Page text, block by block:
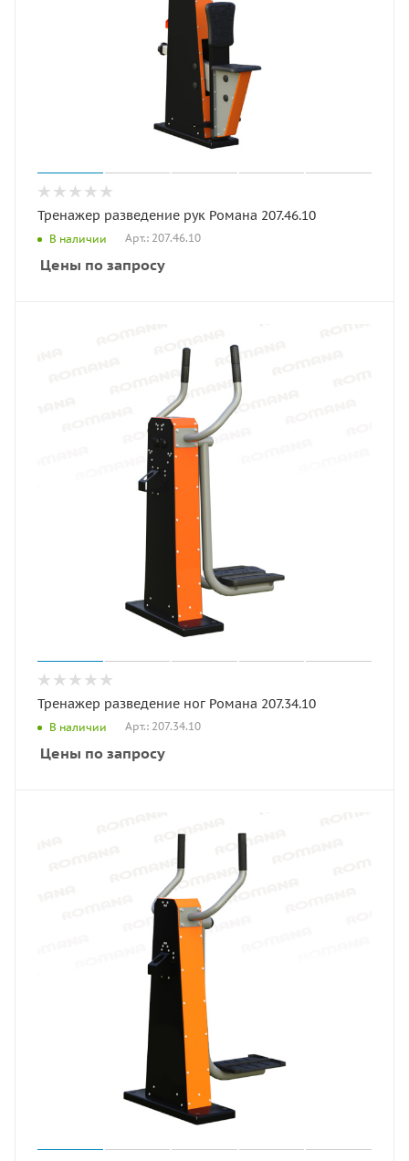
Тренажер разведение рук Романа 207.46.10
В наличии Арт.: 207.46.10
Цены по запросу
Тренажер разведение ног Романа 207.34.10
В наличии Арт.: 207.34.10
Цены по запросу